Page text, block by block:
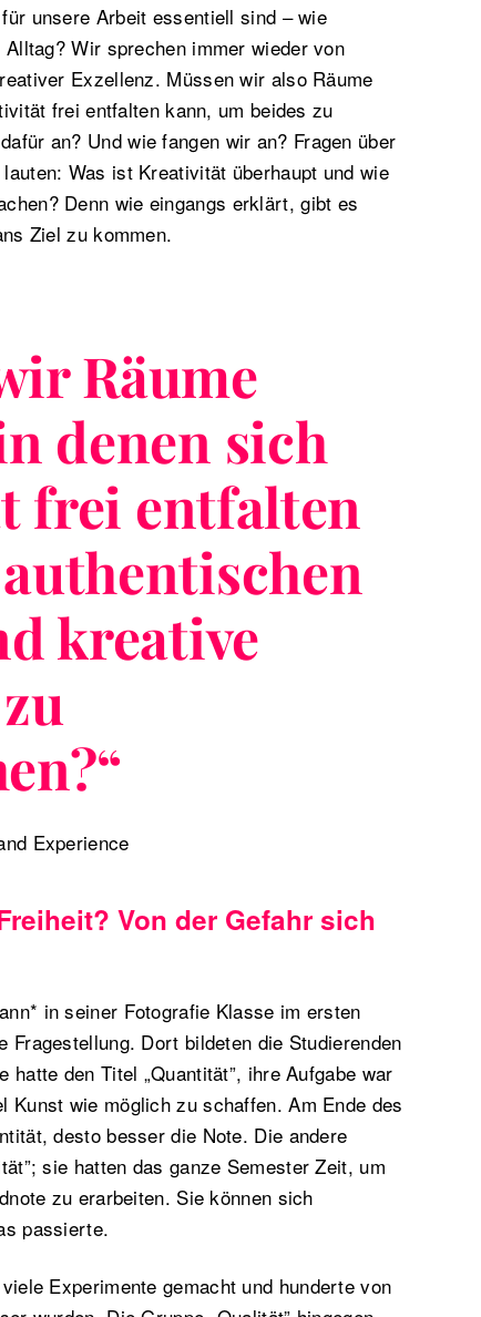
unsere Arbeit essentiell sind – wie
Wir sprechen immer wieder von
Exzellenz. Müssen wir also Räume
frei entfalten kann, um beides zu
an? Und wie fangen wir an? Fragen über
Was ist Kreativität überhaupt und wie
Denn wie eingangs erklärt, gibt es
Ziel zu kommen.
Räume
denen sich
frei entfalten
kreative
“
Experience
Von der Gefahr sich
in seiner Fotografie Klasse im ersten
Fragestellung. Dort bildeten die Studierenden
hatte den Titel „Quantität”, ihre Aufgabe war
Kunst wie möglich zu schaffen. Am Ende des
desto besser die Note. Die andere
sie hatten das ganze Semester Zeit, um
zu erarbeiten. Sie können sich
passierte.
Experimente gemacht und hunderte von